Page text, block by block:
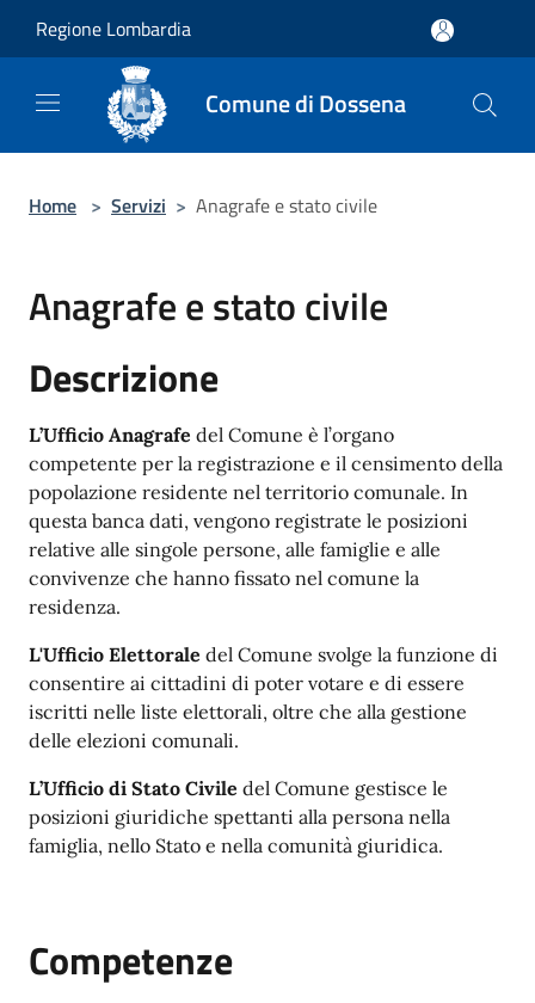
Regione Lombardia
Comune di Dossena
Home > Servizi > Anagrafe e stato civile
Anagrafe e stato civile
Descrizione
L’Ufficio Anagrafe del Comune è l’organo
competente per la registrazione e il censimento della
popolazione residente nel territorio comunale. In
questa banca dati, vengono registrate le posizioni
relative alle singole persone, alle famiglie e alle
convivenze che hanno fissato nel comune la
residenza.
L'Ufficio Elettorale del Comune svolge la funzione di
consentire ai cittadini di poter votare e di essere
iscritti nelle liste elettorali, oltre che alla gestione
delle elezioni comunali.
L’Ufficio di Stato Civile del Comune gestisce le
posizioni giuridiche spettanti alla persona nella
famiglia, nello Stato e nella comunità giuridica.
Competenze